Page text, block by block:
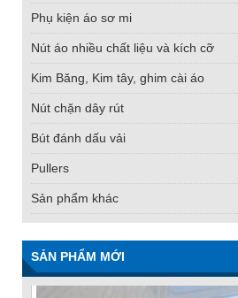
Phụ kiện áo sơ mi
Nút áo nhiều chất liệu và kích cỡ
Kim Băng, Kim tây, ghim cài áo
Nút chặn dây rút
Bút đánh dấu vải
Pullers
Sản phẩm khác
SẢN PHẨM MỚI